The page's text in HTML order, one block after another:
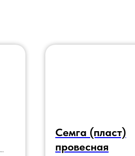
Семга (пласт)
провесная